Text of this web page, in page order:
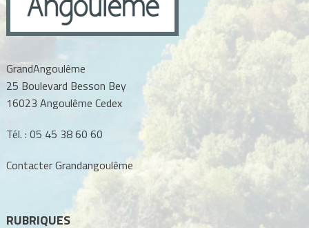
GrandAngoulême
25 Boulevard Besson Bey
16023 Angoulême Cedex
Tél. : 05 45 38 60 60
Contacter Grandangoulême
RUBRIQUES